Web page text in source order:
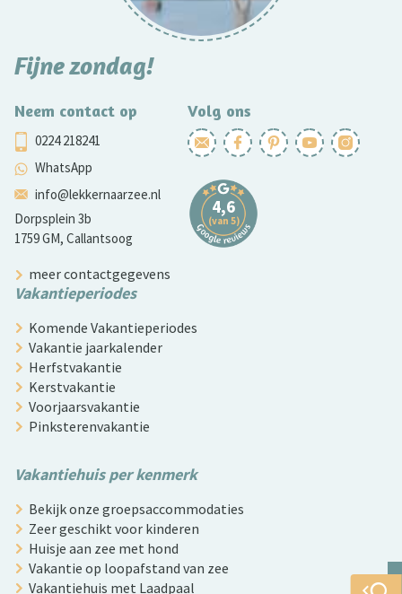
Fijne zondag!
Neem contact op
0224 218241
WhatsApp
info@lekkernaarzee.nl
Dorpsplein 3b
1759 GM, Callantsoog
Volg ons
meer contactgegevens
Vakantieperiodes
Komende Vakantieperiodes
Vakantie jaarkalender
Herfstvakantie
Kerstvakantie
Voorjaarsvakantie
Pinksterenvakantie
Vakantiehuis per kenmerk
Bekijk onze groepsaccommodaties
Zeer geschikt voor kinderen
Huisje aan zee met hond
Vakantie op loopafstand van zee
Vakantiehuis met Laadpaal